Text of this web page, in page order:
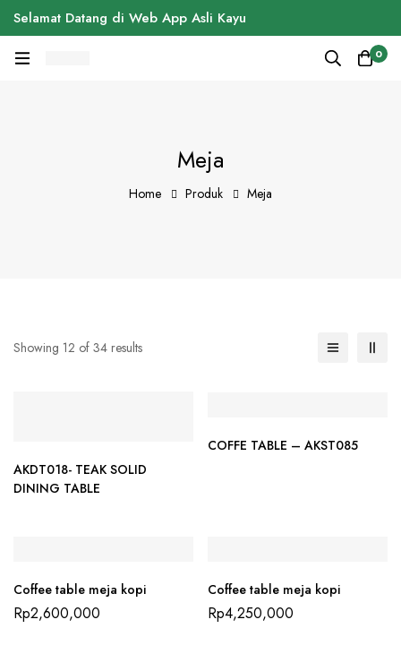
Selamat Datang di Web App Asli Kayu
0
Meja
Home Produk Meja
Showing 12 of 34 results
AKDT018- TEAK SOLID
DINING TABLE
COFFE TABLE – AKST085
Coffee table meja kopi
Rp2,600,000
Coffee table meja kopi
Rp4,250,000